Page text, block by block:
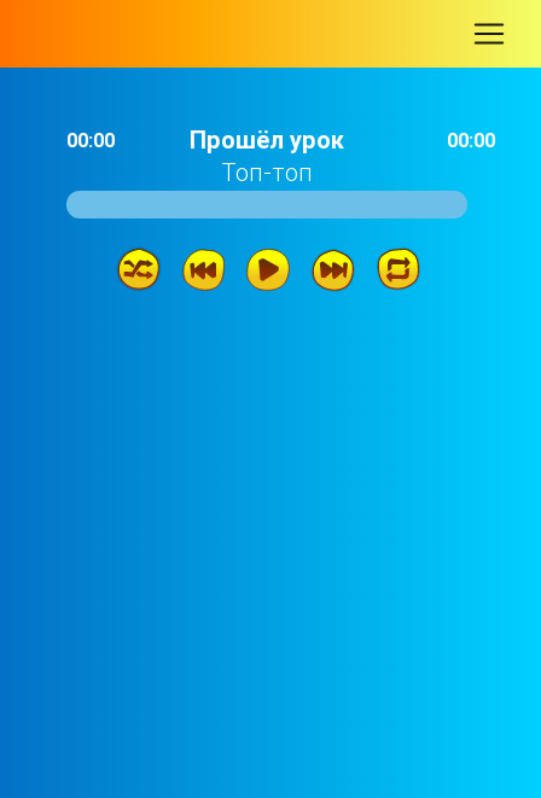
00:00
Прошёл урок
Топ-топ
00:00